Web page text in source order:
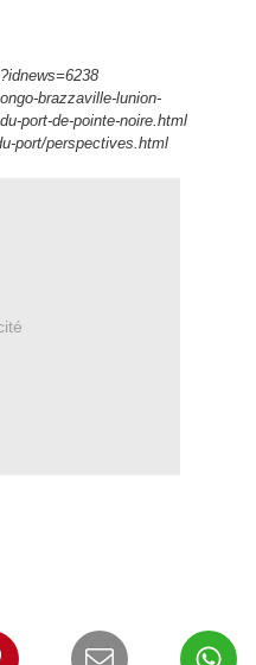
brazzaville-lunion-
port-de-pointe-noire.html
port/perspectives.html